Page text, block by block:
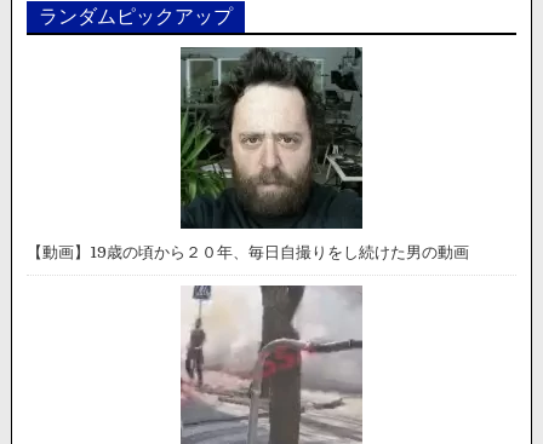
ランダムピックアップ
【動画】19歳の頃から２０年、毎日自撮りをし続けた男の動画